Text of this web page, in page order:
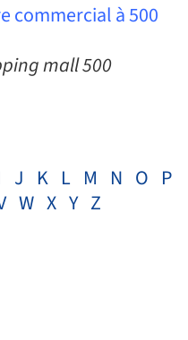
commercial à 500
mall 500
J K L M N O P
W X Y Z